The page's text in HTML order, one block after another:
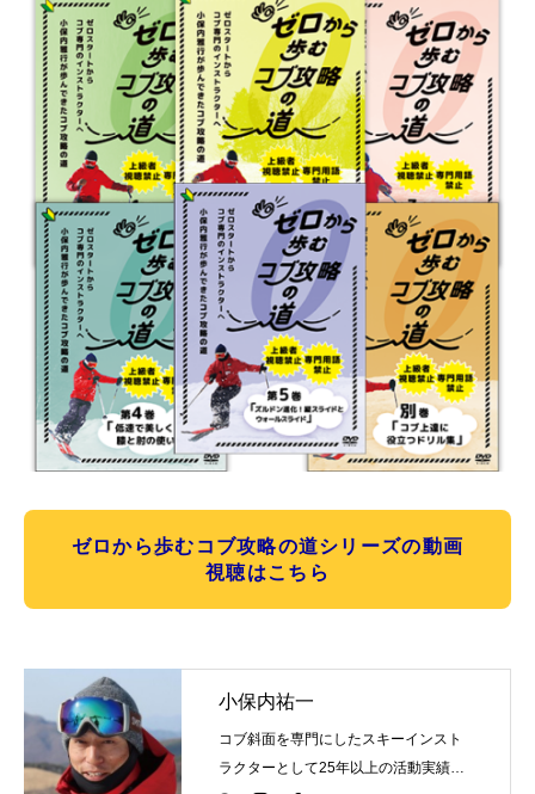
ゼロから歩むコブ攻略の道シリーズの動画
視聴はこちら
小保内祐一
コブ斜面を専門にしたスキーインスト
ラクターとして25年以上の活動実績。